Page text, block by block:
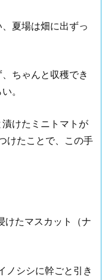
夏場は畑に出ずっ
ちゃんと収穫でき
。
けたミニトマトが
けたことで、この手
けたマスカット（ナ
ノシシに幹ごと引き